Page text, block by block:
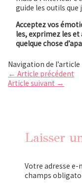
guide les outils que
Acceptez vos
les, exprimez les
quelque chose
Navigation de l’article
← Article précédent
Article suivant →
Laisser
Votre adresse e-
champs